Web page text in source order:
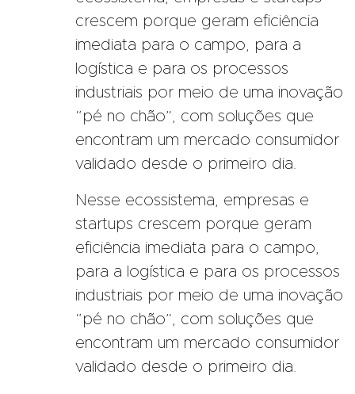
crescem porque geram eficiência
imediata para o campo, para a
logística e para os processos
industriais por meio de uma inovação
“pé no chão”, com soluções que
encontram um mercado consumidor
validado desde o primeiro dia.
Nesse ecossistema, empresas e
startups crescem porque geram
eficiência imediata para o campo,
para a logística e para os processos
industriais por meio de uma inovação
“pé no chão”, com soluções que
encontram um mercado consumidor
validado desde o primeiro dia.